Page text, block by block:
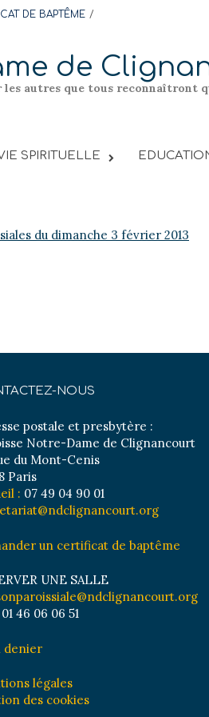
DE BAPTÊME
de
les autres que tous reconnaîtront
SPIRITUELLE
du dimanche 3 février 2013
NOUS
postale et presbytère :
Notre-Dame de Clignancourt
du Mont-Cenis
Paris
: 07 49 04 90 01
un certificat de baptême
UNE SALLE
46 06 06 51
denier
légales
des cookies